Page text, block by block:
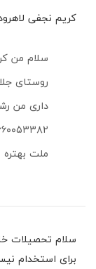
کریم نجفی
سلام من
روستای
داری من
ملت
سلام تحصیلات
برای استخدام